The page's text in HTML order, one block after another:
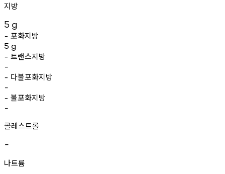
지방
5 g
- 포화지방
5 g
- 트랜스지방
-
- 다불포화지방
-
- 불포화지방
-
콜레스트롤
-
나트륨